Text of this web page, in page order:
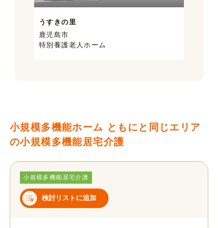
うすきの里
鹿児島市
特別養護老人ホーム
小規模多機能ホーム ともにと同じエリア
の小規模多機能居宅介護
小規模多機能居宅介護
検討リストに追加